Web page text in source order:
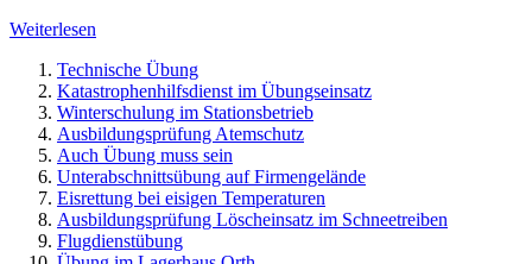
Weiterlesen
Technische Übung
Katastrophenhilfsdienst im Übungseinsatz
Winterschulung im Stationsbetrieb
Ausbildungsprüfung Atemschutz
Auch Übung muss sein
Unterabschnittsübung auf Firmengelände
Eisrettung bei eisigen Temperaturen
Ausbildungsprüfung Löscheinsatz im Schneetreiben
Flugdienstübung